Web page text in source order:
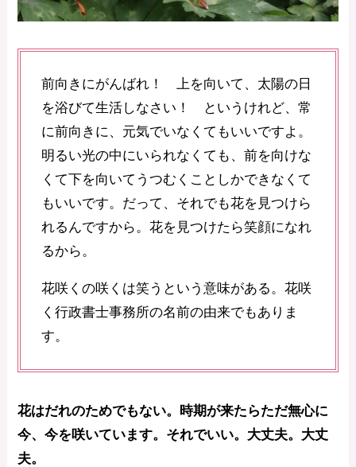
前向きにがんばれ！ 上を向いて、太陽の日
を浴びて生活しなさい！ というけれど、常
に前向きに、元気でいなくてもいいですよ。
明るい光の中にいられなくても、前を向けな
くて下を向いてうつむくことしかできなくて
もいいです。だって、それでも花を見つけら
れるんですから。花を見つけたら笑顔になれ
るから。
花咲くの咲くは笑うという意味がある。花咲
く行政書士事務所の名前の由来でもありま
す。
花はだれのためでもない。時期が来たらただ無心に
今、今を咲いています。それでいい。大丈夫。大丈
夫。